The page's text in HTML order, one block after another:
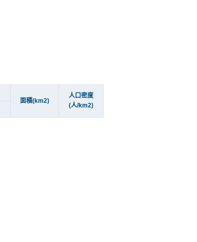
面積(km2)
人口密度
(人/km2)